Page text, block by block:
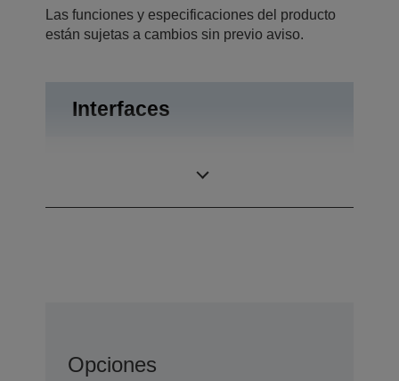
Las funciones y especificaciones del producto
están sujetas a cambios sin previo aviso.
Interfaces
Opciones